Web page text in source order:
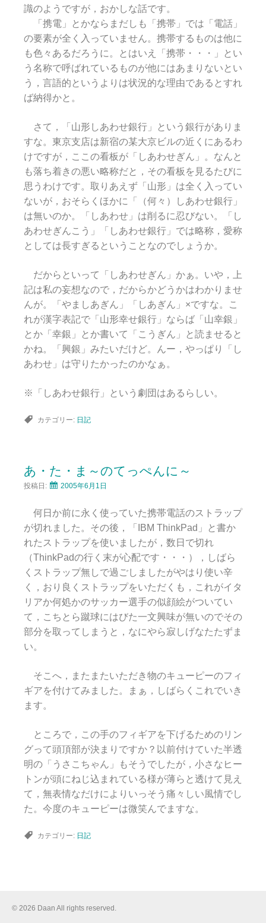
識のようですが，おかしな話です。
「携電」とかならまだしも「携帯」では「電話」
の要素が全く入っていません。携帯するものは他に
も色々あるだろうに。とはいえ「携帯・・・」とい
う名称で呼ばれているものが他にはあまりないとい
う，言語的というよりは状況的な理由であるとすれ
ば納得かと。
さて，「山形しあわせ銀行」という銀行がありま
すな。東京支店は新宿の某大京ビルの近くにあるわ
けですが，ここの看板が「しあわせぎん」。なんと
も落ち着きの悪い略称だと，その看板を見るたびに
思うわけです。取りあえず「山形」は全く入ってい
ないが，おそらくほかに「（何々）しあわせ銀行」
は無いのか。「しあわせ」は削るに忍びない。「し
あわせぎんこう」「しあわせ銀行」では略称，愛称
としては長すぎるということなのでしょうか。
だからといって「しあわせぎん」かぁ。いや，上
記は私の妄想なので，だからかどうかはわかりませ
んが。「やましあぎん」「しあぎん」×ですな。こ
れが漢字表記で「山形幸せ銀行」ならば「山幸銀」
とか「幸銀」とか書いて「こうぎん」と読ませると
かね。「興銀」みたいだけど。んー，やっぱり「し
あわせ」は守りたかったのかなぁ。
※「しあわせ銀行」という劇団はあるらしい。
カテゴリー: 日記
あ・た・ま～のてっぺんに～
投稿日: 2005年6月1日
何日か前に永く使っていた携帯電話のストラップ
が切れました。その後，「IBM ThinkPad」と書か
れたストラップを使いましたが，数日で切れ
（ThinkPadの行く末が心配です・・・），しばら
くストラップ無しで過ごしましたがやはり使い辛
く，おり良くストラップをいただくも，これがイタ
リアか何処かのサッカー選手の似顔絵がついてい
て，こちとら蹴球にはびた一文興味が無いのでその
部分を取ってしまうと，なにやら寂しげなたたずま
い。
そこへ，またまたいただき物のキューピーのフィ
ギアを付けてみました。まぁ，しばらくこれでいき
ます。
ところで，この手のフィギアを下げるためのリン
グって頭頂部が決まりですか？以前付けていた半透
明の「うさこちゃん」もそうでしたが，小さなヒー
トンが頭にねじ込まれている様が薄らと透けて見え
て，無表情なだけによりいっそう痛々しい風情でし
た。今度のキューピーは微笑んでますな。
カテゴリー: 日記
© 2026 Daan All rights reserved.